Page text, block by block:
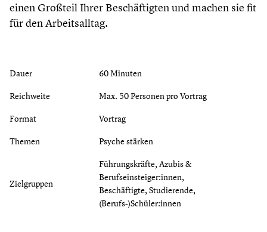
einen Großteil Ihrer Beschäftigten und machen sie fit
für den Arbeitsalltag.
Dauer
60 Minuten
Reichweite
Max. 50 Personen pro Vortrag
Format
Vortrag
Themen
Psyche stärken
Zielgruppen
Führungskräfte, Azubis &
Berufseinsteiger:innen,
Beschäftigte, Studierende,
(Berufs-)Schüler:innen